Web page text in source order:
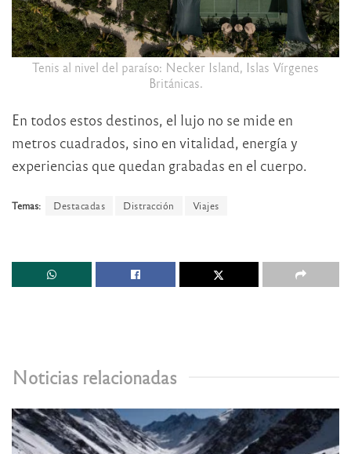
Tenis al nivel del paraíso: Necker Island, Islas Vírgenes
Británicas.
En todos estos destinos, el lujo no se mide en
metros cuadrados, sino en vitalidad, energía y
experiencias que quedan grabadas en el cuerpo.
Temas: Destacadas Distracción Viajes
Noticias relacionadas